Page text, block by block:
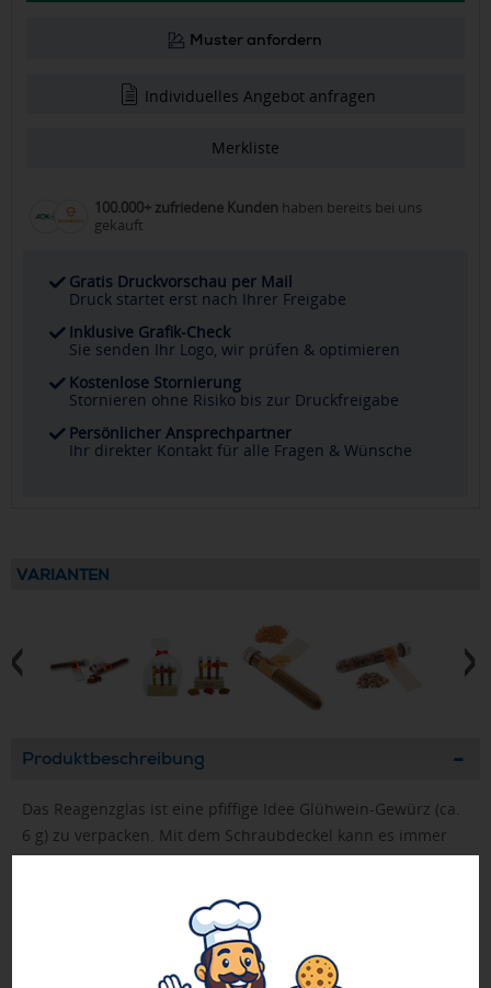
Muster anfordern
Individuelles Angebot anfragen
Merkliste
100.000+ zufriedene Kunden haben bereits bei uns
gekauft
Gratis Druckvorschau per Mail
Druck startet erst nach Ihrer Freigabe
Inklusive Grafik-Check
Sie senden Ihr Logo, wir prüfen & optimieren
Kostenlose Stornierung
Stornieren ohne Risiko bis zur Druckfreigabe
Persönlicher Ansprechpartner
Ihr direkter Kontakt für alle Fragen & Wünsche
VARIANTEN
Produktbeschreibung
Das Reagenzglas ist eine pfiffige Idee Glühwein-Gewürz (ca.
6 g) zu verpacken. Mit dem Schraubdeckel kann es immer
wieder neu gefüllt werden. Platz für den Werbedruck ist auf
Gestaltung, jeweils bereits ab 250 Stück.
Hinweis: Kinder nicht unbeaufsichtigt am heißen Herd
oder mit kochendem Wasser hantieren lassen!